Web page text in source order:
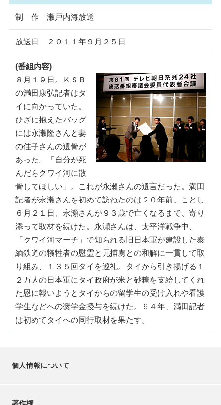
制 作 瀬戸内海放送
放送日 ２０１１年９月２５日
(番組内容)
８月１９日。ＫＳＢ
の満田康弘記者はタ
イに向かっていた。
ひざに抱えたバッグ
には永瀬隆さんと妻
の佳子さんの遺骨が
あった。「自分が死
んだらクワイ河に散
骨してほしい」。これが永瀬さんの遺言だった。満田
記者が永瀬さんを初めて訪ねたのは２０年前。ことし
６月２１日、永瀬さんが９３歳で亡くなるまで、寄り
添って取材を続けた。永瀬さんは、太平洋戦争中、
「クワイ河マーチ」で知られる旧日本軍が建設した泰
緬鉄道の犠牲者の慰霊と元捕虜との和解に一貫して取
り組み、１３５回タイを巡礼。タイから引き揚げる１
２万人の日本軍にタイ政府が米と砂糖を支給してくれ
た恩に報いようとタイからの留学生の受け入れや看護
学生などへの奨学金授与を続けた。９４年、満田記者
は初めてタイへの同行取材を果たす。
個人情報について
著作権